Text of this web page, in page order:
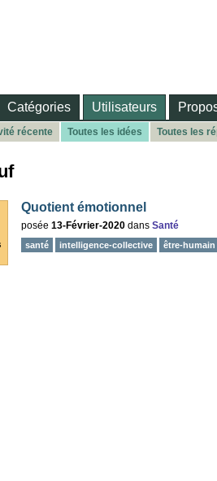
Catégories Utilisateurs
récente Toutes les idées Toutes les
Quotient émotionnel
posée 13-Février-2020 dans Santé
santé intelligence-collective être-humain